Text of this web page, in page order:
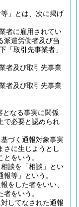
」とは、次に掲げ
者に雇用されてい
派遣労働者及び当
「取引先事業者」
者及び取引先事業
者及び取引先事業
となる事実に関係
で必要と認められ
づく通報対象事実
さに生じようとし
をいう。
談を「相談」とい
等」という。
をした者をいい、
をいう。
してなされた通報